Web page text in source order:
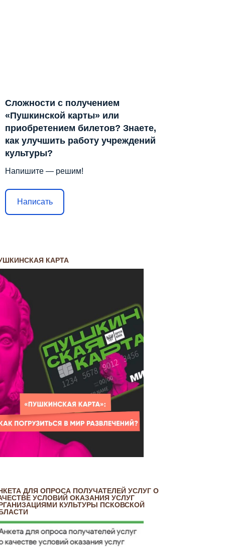
Сложности с получением
«Пушкинской карты» или
приобретением билетов? Знаете,
как улучшить работу учреждений
культуры?
Напишите — решим!
Написать
КАРТА
ДЛЯ ОПРОСА ПОЛУЧАТЕЛЕЙ УСЛУГ О
УСЛОВИЙ ОКАЗАНИЯ УСЛУГ
КУЛЬТУРЫ ПСКОВСКОЙ